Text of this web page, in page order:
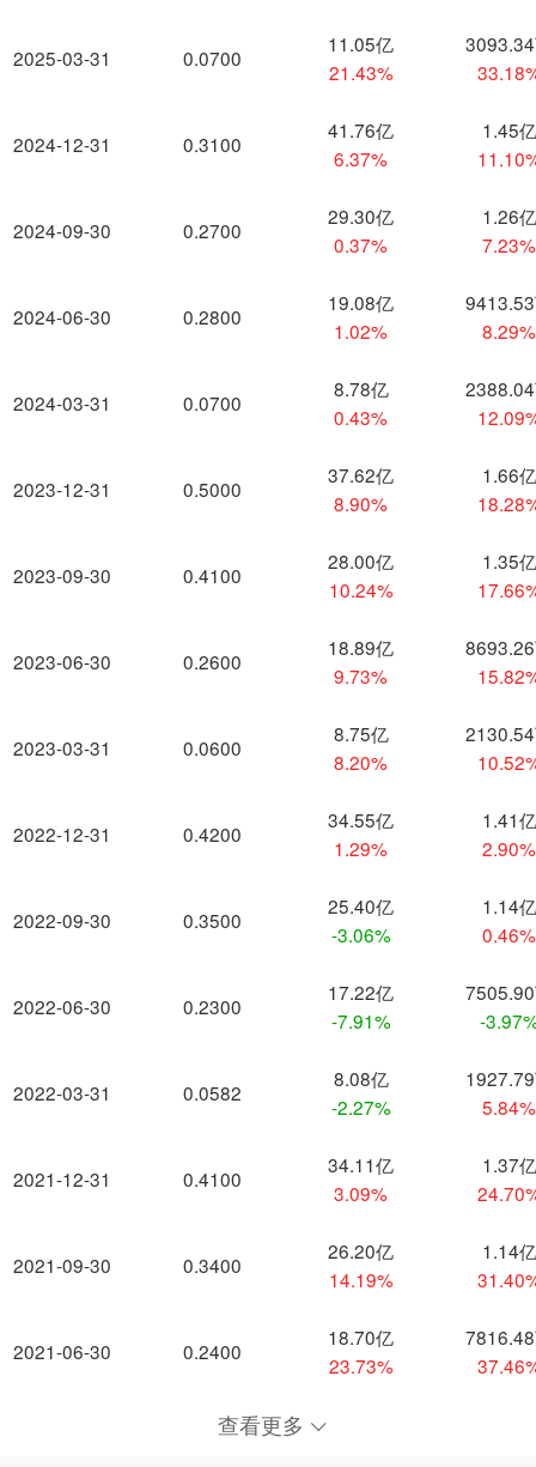
2025-03-31
2024-12-31
2024-09-30
2024-06-30
2024-03-31
2023-12-31
2023-09-30
2023-06-30
2023-03-31
2022-12-31
2022-09-30
2022-06-30
2022-03-31
2021-12-31
2021-09-30
2021-06-30
0.0700
11.05亿
21.43%
0.3100
41.76亿
6.37%
1.45亿
0.2700
29.30亿
0.37%
1.26亿
7.23%
0.2800
19.08亿
1.02%
8.29%
0.0700
8.78亿
0.43%
0.5000
37.62亿
8.90%
1.66亿
0.4100
28.00亿
10.24%
1.35亿
0.2600
18.89亿
9.73%
0.0600
8.75亿
8.20%
0.4200
34.55亿
1.29%
1.41亿
2.90%
0.3500
25.40亿
-3.06%
1.14亿
0.46%
0.2300
17.22亿
-7.91%
-
0.0582
8.08亿
-2.27%
5.84%
0.4100
34.11亿
3.09%
1.37亿
0.3400
26.20亿
14.19%
1.14亿
0.2400
18.70亿
23.73%
查看更多